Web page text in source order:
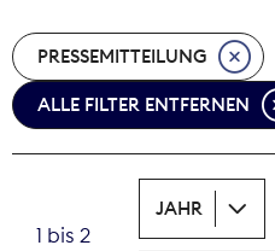
Nova
PRESSEMITTEILUNG
ALLE FILTER ENTFERNEN
1 bis 2
JAHR